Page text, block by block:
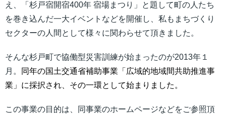
え、「杉戸宿開宿400年 宿場まつり」と題して町の人たち
を巻き込んだ一大イベントなどを開催し、私もまちづくり
セクターの人間として様々に関わらせて頂きました。
そんな杉戸町で協働型災害訓練が始まったのが2013年１
月。
同年の国土交通省補助事業「広域的地域間共助推進事
業」に採択され、その一環として始まりました。
この事業の目的は、同事業のホームページなどをご参照頂